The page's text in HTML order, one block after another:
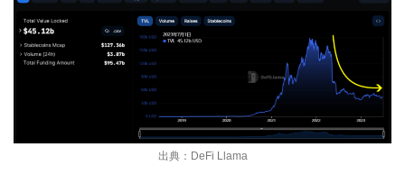
出典：DeFi Llama